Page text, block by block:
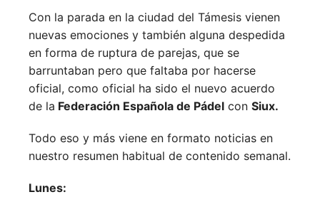
Con la parada en la ciudad del Támesis vienen
nuevas emociones y también alguna despedida
en forma de ruptura de parejas, que se
barruntaban pero que faltaba por hacerse
oficial, como oficial ha sido el nuevo acuerdo
de la Federación Española de Pádel con Siux.
Todo eso y más viene en formato noticias en
nuestro resumen habitual de contenido semanal.
Lunes: